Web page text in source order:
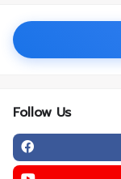
Follow Us